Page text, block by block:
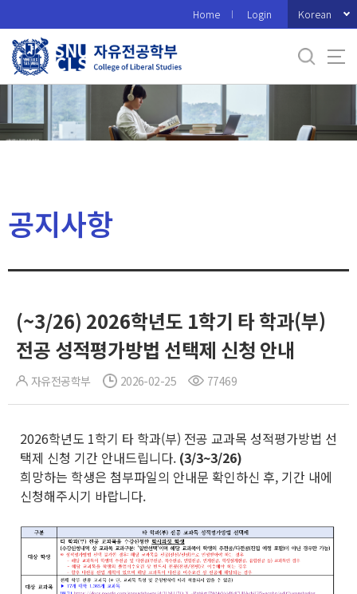
로
메
Home Login Korean
공지사항
(~3/26) 2026학년도 1학기 타 학과(부)
전공 성적평가방법 선택제 신청 안내
자유전공학부 2026-02-25 77469
2026학년도 1학기 타 학과(부) 전공 교과목 성적평가방법 선
택제 신청 기간 안내드립니다. (3/3~3/26)
희망하는 학생은 첨부파일의 안내문 확인하신 후, 기간 내에
신청해주시기 바랍니다.